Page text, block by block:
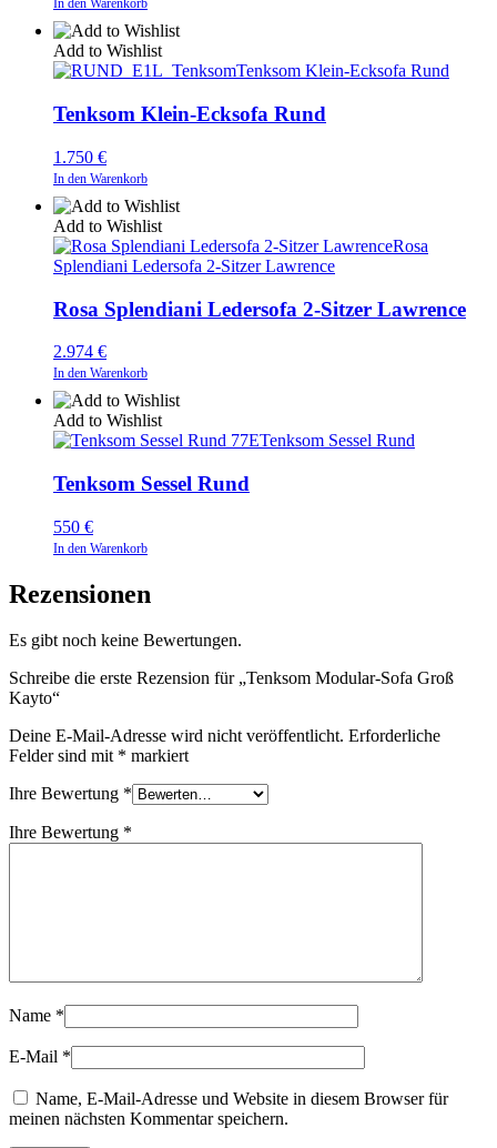
In den Warenkorb
Add to Wishlist
Tenksom Klein-Ecksofa Rund
Tenksom Klein-Ecksofa Rund
1.750 €
In den Warenkorb
Add to Wishlist
Rosa
Splendiani Ledersofa 2-Sitzer Lawrence
Rosa Splendiani Ledersofa 2-Sitzer Lawrence
2.974 €
In den Warenkorb
Add to Wishlist
Tenksom Sessel Rund
Tenksom Sessel Rund
550 €
In den Warenkorb
Rezensionen
Es gibt noch keine Bewertungen.
Schreibe die erste Rezension für „Tenksom Modular-Sofa Groß
Kayto“
Deine E-Mail-Adresse wird nicht veröffentlicht. Erforderliche
Felder sind mit * markiert
Ihre Bewertung *
Ihre Bewertung *
Name *
E-Mail *
Name, E-Mail-Adresse und Website in diesem Browser für
meinen nächsten Kommentar speichern.